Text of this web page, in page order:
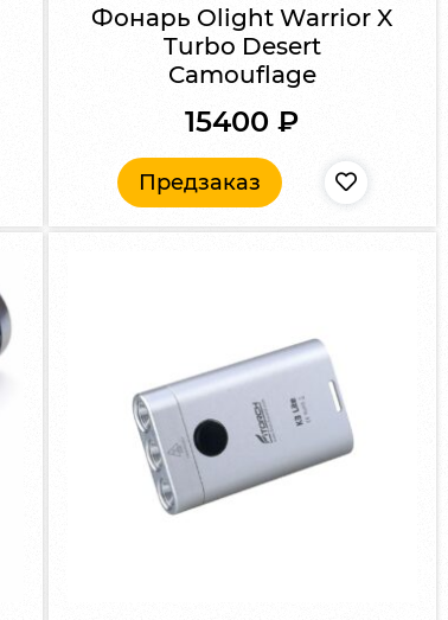
Фонарь Olight Warrior X
Turbo Desert
Camouflage
15400₽
Предзаказ